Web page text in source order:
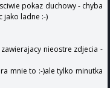
pokaz duchowy - chyba
jako ladne :-)
nieostre zdjecia -
mnie to :-)ale tylko minutka